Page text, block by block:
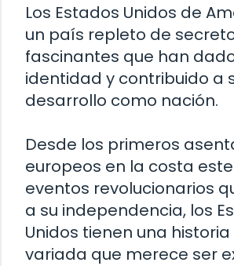
Los Estados Unidos de
un país repleto de
fascinantes que han
identidad y contribuido a
desarrollo como nación.
Desde los primeros
europeos en la costa
eventos revolucionarios
a su independencia, los
Unidos tienen una
variada que merece ser